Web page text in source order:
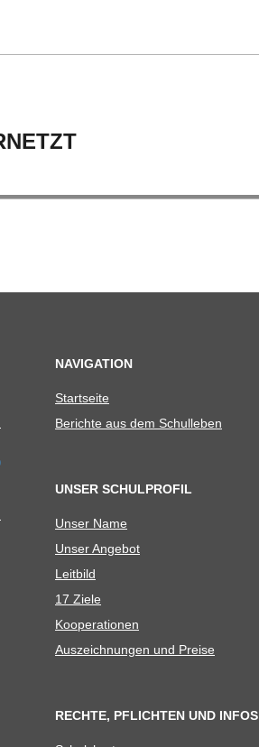
NAVIGATION
Start­seite
Berichte aus dem Schulleben
UNSER SCHULPROFIL
Unser Name
Unser Ange­bot
Leit­bild
17 Ziele
Koope­ra­tio­nen
Aus­zeich­nun­gen und Preise
RECHTE, PFLICHTEN UND INFOS